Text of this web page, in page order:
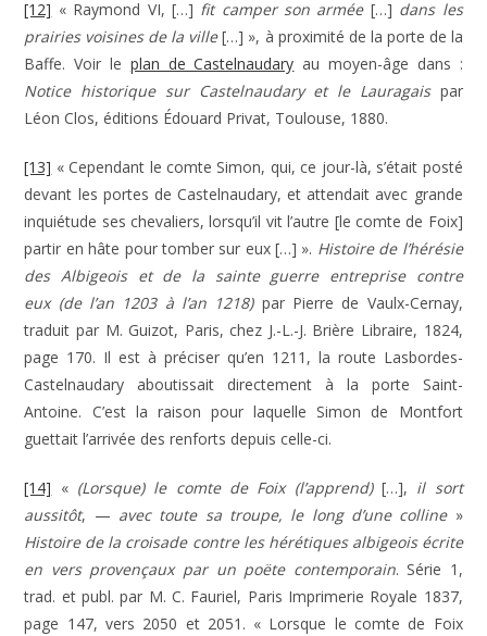
[12] « Raymond VI, […] fit camper son armée[…] dans les
prairies voisines de la ville[…] », à proximité de la porte de la
Baffe. Voir le plan de Castelnaudary au moyen-âge dans :
Notice historique sur Castelnaudary et le Lauragaispar
Léon Clos, éditions Édouard Privat, Toulouse, 1880.
[13] « Cependant le comte Simon, qui, ce jour-là, s’était posté
devant les portes de Castelnaudary, et attendait avec grande
inquiétude ses chevaliers, lorsqu’il vit l’autre [le comte de Foix]
partir en hâte pour tomber sur eux […] ». Histoire de l’hérésie
des Albigeois et de la sainte guerre entreprise contre
eux (de l’an 1203 à l’an 1218)par Pierre de Vaulx-Cernay,
traduit par M. Guizot, Paris, chez J.-L.-J. Brière Libraire, 1824,
page 170. Il est à préciser qu’en 1211, la route Lasbordes-
Castelnaudary aboutissait directement à la porte Saint-
Antoine. C’est la raison pour laquelle Simon de Montfort
guettait l’arrivée des renforts depuis celle-ci.
[14] « (Lorsque) le comte de Foix (l’apprend)[…], il sort
aussitôt, — avec toute sa troupe, le long d’une colline»
Histoire de la croisade contre les hérétiques albigeois écrite
en vers provençaux par un poëte contemporain. Série 1,
trad. et publ. par M. C. Fauriel, Paris Imprimerie Royale 1837,
page 147, vers 2050 et 2051. « Lorsque le comte de Foix